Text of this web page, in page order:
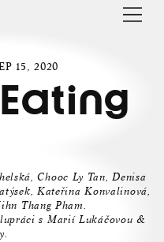
15, 2020
Chooc Ly Tan, Denisa
Kateřina Konvalinová,
Thang Pham.
s Marií Lukáčovou &